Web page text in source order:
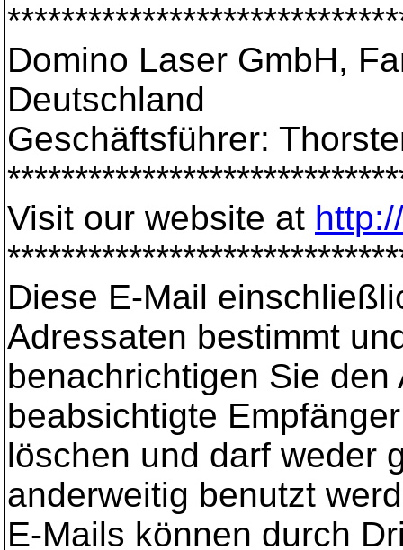
Domino Laser GmbH,
Deutschland
Geschäftsführer:
Visit our website at
Diese E-Mail
Adressaten bestimmt
benachrichtigen Sie
beabsichtigte
löschen und darf weder
anderweitig benutzt
E-Mails können durch